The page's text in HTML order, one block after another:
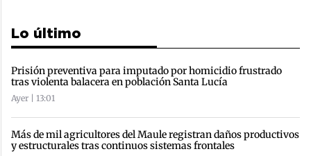
Lo último
Prisión preventiva para imputado por homicidio frustrado
tras violenta balacera en población Santa Lucía
Ayer | 13:01
Más de mil agricultores del Maule registran daños productivos
y estructurales tras continuos sistemas frontales